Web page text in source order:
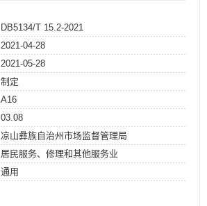
DB5134/T 15.2-2021
2021-04-28
2021-05-28
制定
A16
03.08
凉山彝族自治州市场监督管理局
居民服务、修理和其他服务业
通用